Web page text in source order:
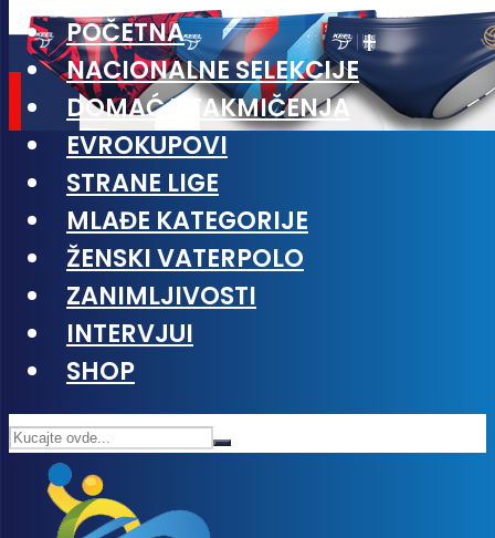
POČETNA
NACIONALNE SELEKCIJE
DOMAĆA TAKMIČENJA
EVROKUPOVI
STRANE LIGE
MLAĐE KATEGORIJE
ŽENSKI VATERPOLO
ZANIMLJIVOSTI
INTERVJUI
SHOP